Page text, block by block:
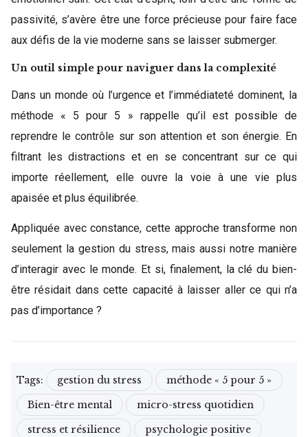
passivité, s’avère être une force précieuse pour faire face
aux défis de la vie moderne sans se laisser submerger.
Un outil simple pour naviguer dans la complexité
Dans un monde où l’urgence et l’immédiateté dominent, la
méthode « 5 pour 5 » rappelle qu’il est possible de
reprendre le contrôle sur son attention et son énergie. En
filtrant les distractions et en se concentrant sur ce qui
importe réellement, elle ouvre la voie à une vie plus
apaisée et plus équilibrée.
Appliquée avec constance, cette approche transforme non
seulement la gestion du stress, mais aussi notre manière
d’interagir avec le monde. Et si, finalement, la clé du bien-
être résidait dans cette capacité à laisser aller ce qui n’a
pas d’importance ?
Tags: gestion du stress
méthode « 5 pour 5 »
Bien-être mental
micro-stress quotidien
stress et résilience
psychologie positive